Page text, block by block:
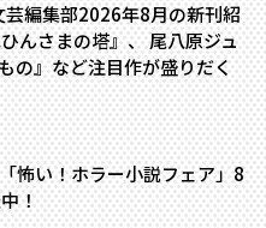
芸編集部2026年8月の新刊紹
んさまの塔』、 尾八原ジュ
の』など注目作が盛りだく
怖い！ホラー小説フェア」8
！